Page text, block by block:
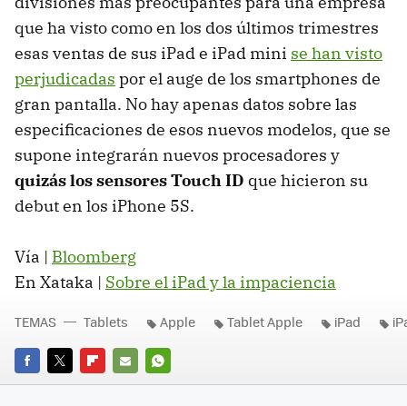
que ha visto como en los dos últimos trimestres
esas ventas de sus iPad e iPad mini se han visto
perjudicadas por el auge de los smartphones de
gran pantalla. No hay apenas datos sobre las
especificaciones de esos nuevos modelos, que se
supone integrarán nuevos procesadores y
quizás los sensores Touch ID que hicieron su
debut en los iPhone 5S.
Vía | Bloomberg
En Xataka | Sobre el iPad y la impaciencia
FACEBOOK
TWITTERFLIPBOARD
E-
WHATSAPP
TEMAS Tablets Apple Tablet Apple iPad